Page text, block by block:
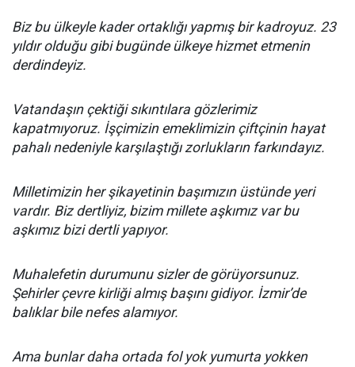
Biz bu ülkeyle kader ortaklığı yapmış bir kadroyuz. 23
yıldır olduğu gibi bugünde ülkeye hizmet etmenin
derdindeyiz.
Vatandaşın çektiği sıkıntılara gözlerimiz
kapatmıyoruz. İşçimizin emeklimizin çiftçinin hayat
pahalı nedeniyle karşılaştığı zorlukların farkındayız.
Milletimizin her şikayetinin başımızın üstünde yeri
vardır. Biz dertliyiz, bizim millete aşkımız var bu
aşkımız bizi dertli yapıyor.
Muhalefetin durumunu sizler de görüyorsunuz.
Şehirler çevre kirliği almış başını gidiyor. İzmir’de
balıklar bile nefes alamıyor.
Ama bunlar daha ortada fol yok yumurta yokken